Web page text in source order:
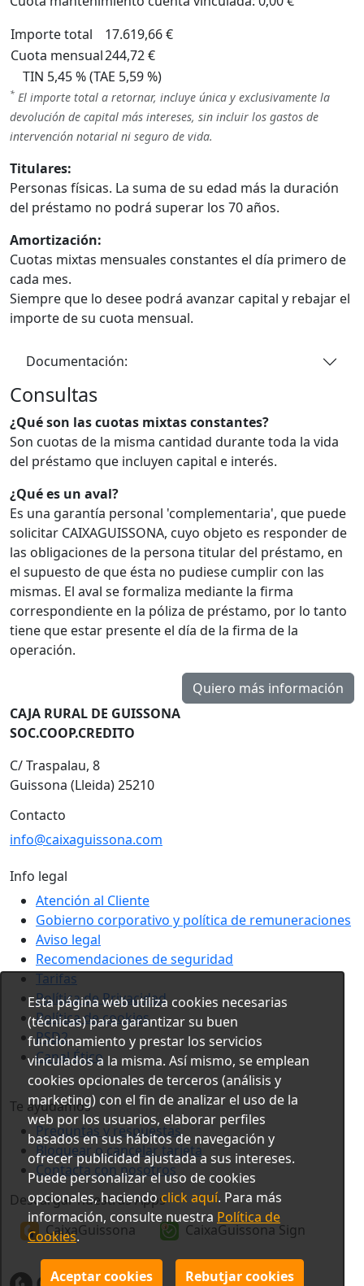
Importe total
17.619,66 €
Cuota mensual244,72 €
TIN 5,45 % (TAE 5,59 %)
* El importe total a retornar, incluye única y exclusivamente la
devolución de capital más intereses, sin incluir los gastos de
intervención notarial ni seguro de vida.
Titulares:
Personas físicas. La suma de su edad más la duración
del préstamo no podrá superar los 70 años.
Amortización:
Cuotas mixtas mensuales constantes el día primero de
cada mes.
Siempre que lo desee podrá avanzar capital y rebajar el
importe de su cuota mensual.
Documentación:
Consultas
¿Qué son las cuotas mixtas constantes?
Son cuotas de la misma cantidad durante toda la vida
del préstamo que incluyen capital e interés.
¿Qué es un aval?
Es una garantía personal 'complementaria', que puede
solicitar CAIXAGUISSONA, cuyo objeto es responder de
las obligaciones de la persona titular del préstamo, en
el supuesto de que ésta no pudiese cumplir con las
mismas. El aval se formaliza mediante la firma
correspondiente en la póliza de préstamo, por lo tanto
tiene que estar presente el día de la firma de la
operación.
CAJA RURAL DE GUISSONA
SOC.COOP.CREDITO
C/ Traspalau, 8
Guissona (Lleida) 25210
Contacto
info@caixaguissona.com
Info legal
Atención al Cliente
Gobierno corporativo y política de remuneraciones
Aviso legal
Recomendaciones de seguridad
Tarifas
Política de Privacidad
Política de cookies
PSD2
Canal Ético
Te ayudamos
Preguntas y respuestas
Bloquear o cancelar tarjeta
Contacta con nosotros
Descargar nuestras Apps
CaixaGuissona
CaixaGuissona Sign
Esta página web utiliza cookies necesarias
(técnicas) para garantizar su buen
funcionamiento y prestar los servicios
vinculados a la misma. Así mismo, se emplean
cookies opcionales de terceros (análisis y
marketing) con el fin de analizar el uso de la
web por los usuarios, elaborar perfiles
basados en sus hábitos de navegación y
ofrecer publicidad ajustada a sus intereses.
Puede personalizar el uso de cookies
opcionales, haciendoclick aquí. Para más
información, consulte nuestra Política de
Cookies.
Aceptar cookies Rebutjar cookies